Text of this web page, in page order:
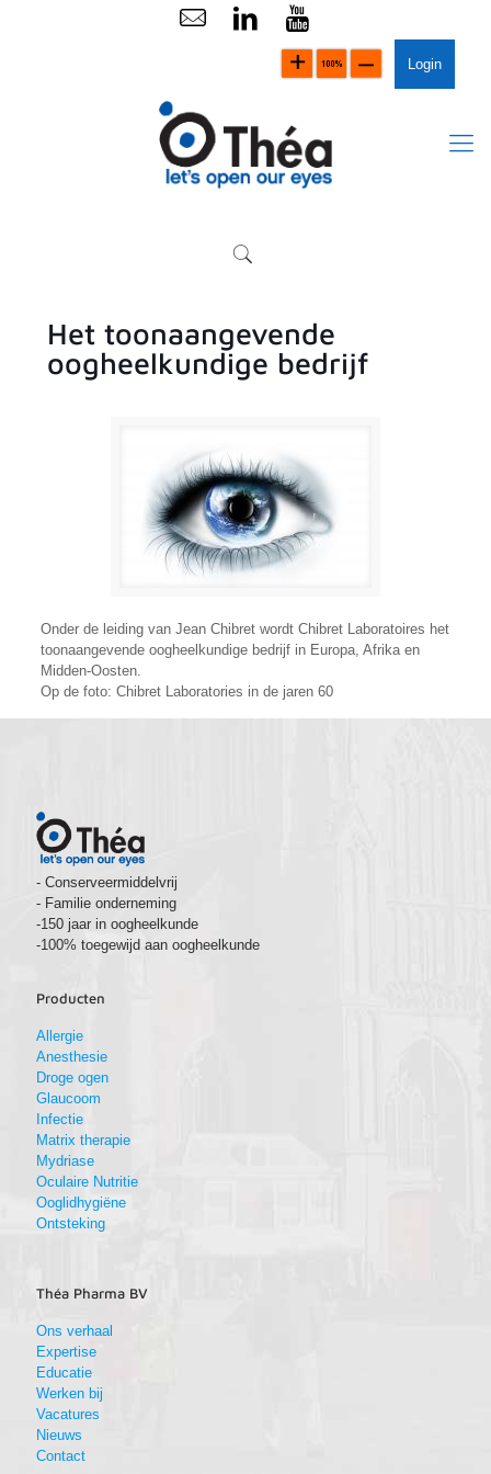
Login
Het toonaangevende
oogheelkundige bedrijf
Onder de leiding van Jean Chibret wordt Chibret Laboratoires het
toonaangevende oogheelkundige bedrijf in Europa, Afrika en
Midden-Oosten.
Op de foto: Chibret Laboratories in de jaren 60
- Conserveermiddelvrij
- Familie onderneming
-150 jaar in oogheelkunde
-100% toegewijd aan oogheelkunde
Producten
Allergie
Anesthesie
Droge ogen
Glaucoom
Infectie
Matrix therapie
Mydriase
Oculaire Nutritie
Ooglidhygiëne
Ontsteking
Théa Pharma BV
Ons verhaal
Expertise
Educatie
Werken bij
Vacatures
Nieuws
Contact